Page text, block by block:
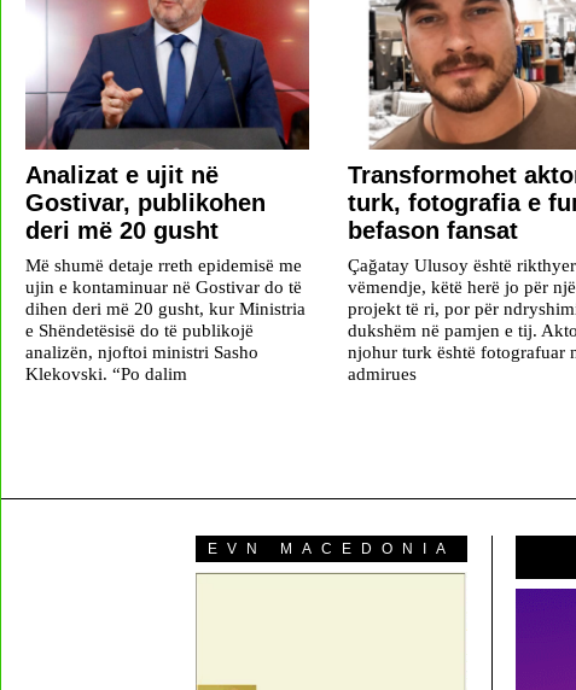
Analizat e ujit në
Gostivar, publikohen
deri më 20 gusht
Më shumë detaje rreth epidemisë me
ujin e kontaminuar në Gostivar do të
dihen deri më 20 gusht, kur Ministria
e Shëndetësisë do të publikojë
analizën, njoftoi ministri Sasho
Klekovski. “Po dalim
Transformohet
turk, fotografia e
befason fansat
Çağatay Ulusoy është
vëmendje, këtë herë jo për një
projekt të ri, por për
dukshëm në pamjen e tij.
njohur turk është fotografuar
admirues
EVN MACEDONIA